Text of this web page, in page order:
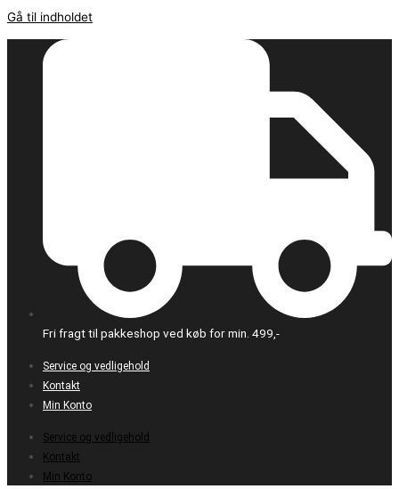
Gå til indholdet
Fri fragt til pakkeshop ved køb for min. 499,-
Service og vedligehold
Kontakt
Min Konto
Service og vedligehold
Kontakt
Min Konto